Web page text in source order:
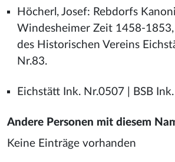
Höcherl, Josef: Rebdorfs
Windesheimer Zeit 1458-1853,
des Historischen Vereins
Nr.83.
Eichstätt Ink. Nr.0507 | BSB
Andere Personen mit diesem
Keine Einträge vorhanden